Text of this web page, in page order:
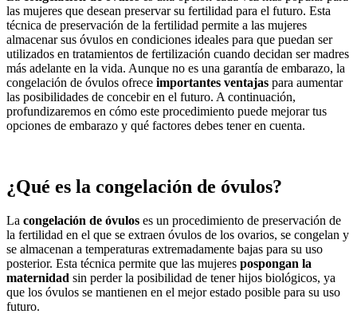
las mujeres que desean preservar su fertilidad para el futuro. Esta
técnica de preservación de la fertilidad permite a las mujeres
almacenar sus óvulos en condiciones ideales para que puedan ser
utilizados en tratamientos de fertilización cuando decidan ser madres
más adelante en la vida. Aunque no es una garantía de embarazo, la
congelación de óvulos ofrece importantes ventajas para aumentar
las posibilidades de concebir en el futuro. A continuación,
profundizaremos en cómo este procedimiento puede mejorar tus
opciones de embarazo y qué factores debes tener en cuenta.
¿Qué es la congelación de óvulos?
La congelación de óvulos es un procedimiento de preservación de
la fertilidad en el que se extraen óvulos de los ovarios, se congelan y
se almacenan a temperaturas extremadamente bajas para su uso
posterior. Esta técnica permite que las mujeres pospongan la
maternidad sin perder la posibilidad de tener hijos biológicos, ya
que los óvulos se mantienen en el mejor estado posible para su uso
futuro.